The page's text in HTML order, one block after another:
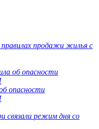
продажи жилья с
опасности